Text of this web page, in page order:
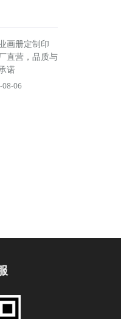
画册定制印
直营，品质与
诺
06